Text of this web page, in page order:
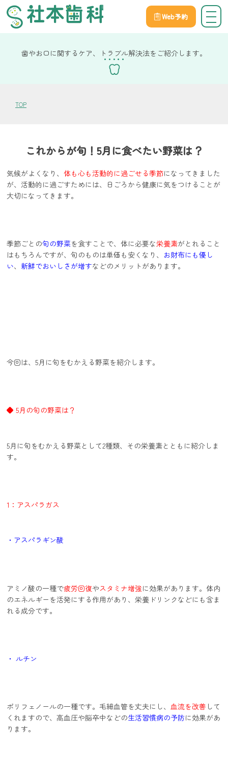
Web予約
院長社本の健康コラム
歯やお口に関するケア、トラブル解決法をご紹介します。
TOP
これからが旬！5月に食べたい野菜は？
気候がよくなり、体も心も活動的に過ごせる季節になってきました
が、活動的に過ごすためには、日ごろから健康に気をつけることが
大切になってきます。
季節ごとの旬の野菜を食すことで、体に必要な栄養素がとれること
はもちろんですが、旬のものは単価も安くなり、 お財布にも優し
い、 新鮮でおいしさが増すなどのメリットがあります。
今回は、5月に旬をむかえる野菜を紹介します。
◆ 5月の旬の野菜は？
5月に旬をむかえる野菜として2種類、その栄養素とともに紹介しま
す。
1：アスパラガス
・アスパラギン酸
アミノ酸の一種で疲労回復やスタミナ増強に効果があります。体内
のエネルギーを活発にする作用があり、栄養ドリンクなどにも含ま
れる成分です。
・ ルチン
ポリフェノールの一種です。毛細血管を丈夫にし、血流を改善 して
くれますので、高血圧や脳卒中などの生活習慣病の予防に効果があ
ります。